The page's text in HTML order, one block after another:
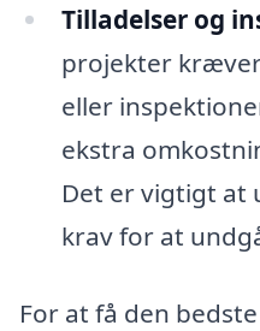
Tilladelser og
projekter
eller
ekstra
Det er vigtigt at
krav for at
For at få den